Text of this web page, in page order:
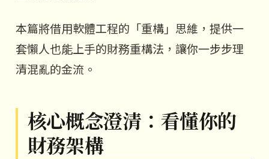
本篇將借用軟體工程的「重構」思維，提供一
套懶人也能上手的財務重構法，讓你一步步理
清混亂的金流。
核心概念澄清：看懂你的
財務架構